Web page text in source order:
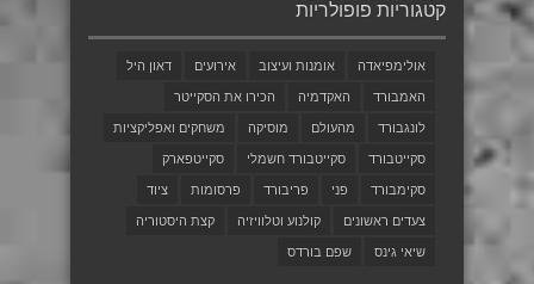
קטגוריות פופולריות
אולימפיאדה אומנות ועיצוב אירועים דאון היל
האמבורד האקדמיה הכירו את הסקייטר
לונגבורד מהעולם מוסיקה משחקים ואפליקציות
סקייטבורד סקייטבורד חשמלי סקייטפארק
סקימבורד פני פריבורד פרסומות ציוד
צעדים ראשונים קולנוע וטלוויזיה קצת היסטוריה
שיאי גינס שפם בורדס